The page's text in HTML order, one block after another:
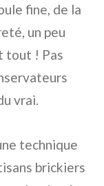
fine, de la
un peu
tout ! Pas
vrai.
technique
brickiers